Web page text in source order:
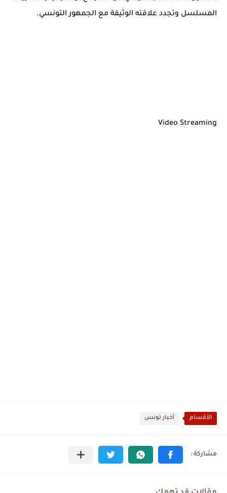
المسلسل وتجدد علاقته الوثيقة مع الجمهور التونسي.
Video Streaming
الأقسام أخبار تونس